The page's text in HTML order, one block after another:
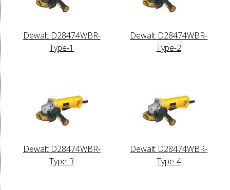
Dewalt D28474WBR-
Type-1
Dewalt D28474WBR-
Type-2
Dewalt D28474WBR-
Type-3
Dewalt D28474WBR-
Type-4